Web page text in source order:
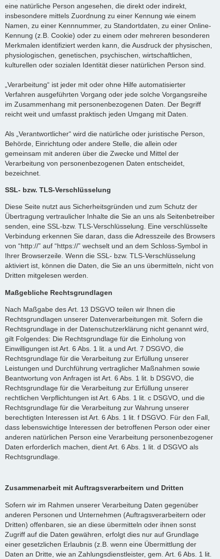
eine natürliche Person angesehen, die direkt oder indirekt,
insbesondere mittels Zuordnung zu einer Kennung wie einem
Namen, zu einer Kennnummer, zu Standortdaten, zu einer Online-
Kennung (z.B. Cookie) oder zu einem oder mehreren besonderen
Merkmalen identifiziert werden kann, die Ausdruck der physischen,
physiologischen, genetischen, psychischen, wirtschaftlichen,
kulturellen oder sozialen Identität dieser natürlichen Person sind.
„Verarbeitung“ ist jeder mit oder ohne Hilfe automatisierter
Verfahren ausgeführten Vorgang oder jede solche Vorgangsreihe
im Zusammenhang mit personenbezogenen Daten. Der Begriff
reicht weit und umfasst praktisch jeden Umgang mit Daten.
Als „Verantwortlicher“ wird die natürliche oder juristische Person,
Behörde, Einrichtung oder andere Stelle, die allein oder
gemeinsam mit anderen über die Zwecke und Mittel der
Verarbeitung von personenbezogenen Daten entscheidet,
bezeichnet.
SSL- bzw. TLS-Verschlüsselung
Diese Seite nutzt aus Sicherheitsgründen und zum Schutz der
Übertragung vertraulicher Inhalte die Sie an uns als Seitenbetreiber
senden, eine SSL-bzw. TLS-Verschlüsselung. Eine verschlüsselte
Verbindung erkennen Sie daran, dass die Adresszeile des Browsers
von “http://” auf “https://” wechselt und an dem Schloss-Symbol in
Ihrer Browserzeile. Wenn die SSL- bzw. TLS-Verschlüsselung
aktiviert ist, können die Daten, die Sie an uns übermitteln, nicht von
Dritten mitgelesen werden.
Maßgebliche Rechtsgrundlagen
Nach Maßgabe des Art. 13 DSGVO teilen wir Ihnen die
Rechtsgrundlagen unserer Datenverarbeitungen mit. Sofern die
Rechtsgrundlage in der Datenschutzerklärung nicht genannt wird,
gilt Folgendes: Die Rechtsgrundlage für die Einholung von
Einwilligungen ist Art. 6 Abs. 1 lit. a und Art. 7 DSGVO, die
Rechtsgrundlage für die Verarbeitung zur Erfüllung unserer
Leistungen und Durchführung vertraglicher Maßnahmen sowie
Beantwortung von Anfragen ist Art. 6 Abs. 1 lit. b DSGVO, die
Rechtsgrundlage für die Verarbeitung zur Erfüllung unserer
rechtlichen Verpflichtungen ist Art. 6 Abs. 1 lit. c DSGVO, und die
Rechtsgrundlage für die Verarbeitung zur Wahrung unserer
berechtigten Interessen ist Art. 6 Abs. 1 lit. f DSGVO. Für den Fall,
dass lebenswichtige Interessen der betroffenen Person oder einer
anderen natürlichen Person eine Verarbeitung personenbezogener
Daten erforderlich machen, dient Art. 6 Abs. 1 lit. d DSGVO als
Rechtsgrundlage.
Zusammenarbeit mit Auftragsverarbeitern und Dritten
Sofern wir im Rahmen unserer Verarbeitung Daten gegenüber
anderen Personen und Unternehmen (Auftragsverarbeitern oder
Dritten) offenbaren, sie an diese übermitteln oder ihnen sonst
Zugriff auf die Daten gewähren, erfolgt dies nur auf Grundlage
einer gesetzlichen Erlaubnis (z.B. wenn eine Übermittlung der
Daten an Dritte, wie an Zahlungsdienstleister, gem. Art. 6 Abs. 1 lit.